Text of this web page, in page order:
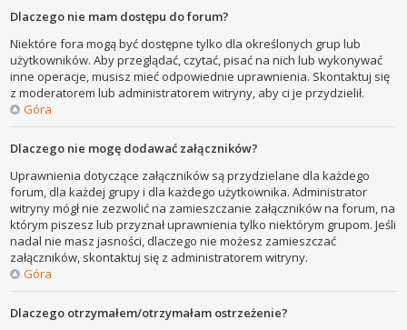
Dlaczego nie mam dostępu do forum?
Niektóre fora mogą być dostępne tylko dla określonych grup lub
użytkowników. Aby przeglądać, czytać, pisać na nich lub wykonywać
inne operacje, musisz mieć odpowiednie uprawnienia. Skontaktuj się
z moderatorem lub administratorem witryny, aby ci je przydzielił.
Góra
Dlaczego nie mogę dodawać załączników?
Uprawnienia dotyczące załączników są przydzielane dla każdego
forum, dla każdej grupy i dla każdego użytkownika. Administrator
witryny mógł nie zezwolić na zamieszczanie załączników na forum, na
którym piszesz lub przyznał uprawnienia tylko niektórym grupom. Jeśli
nadal nie masz jasności, dlaczego nie możesz zamieszczać
załączników, skontaktuj się z administratorem witryny.
Góra
Dlaczego otrzymałem/otrzymałam ostrzeżenie?